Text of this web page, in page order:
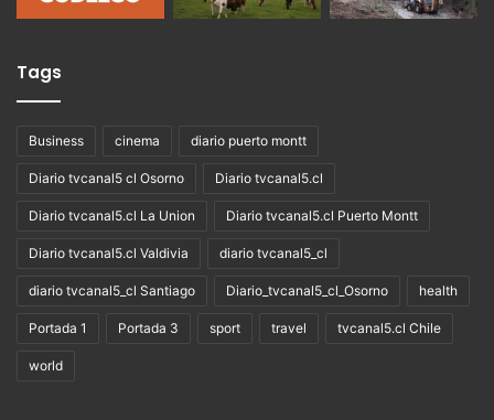
Tags
Business cinema diario puerto montt
Diario tvcanal5 cl Osorno Diario tvcanal5.cl
Diario tvcanal5.cl La Union Diario tvcanal5.cl Puerto Montt
Diario tvcanal5.cl Valdivia diario tvcanal5_cl
diario tvcanal5_cl Santiago Diario_tvcanal5_cl_Osorno health
Portada 1 Portada 3 sport travel tvcanal5.cl Chile
world